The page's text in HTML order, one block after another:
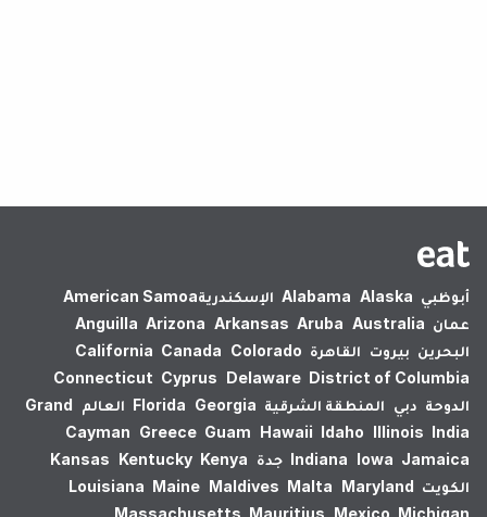
أبوظبي Alabama Alaska الإسكندرية‎American Samoa
عمان
Anguilla Arizona Arkansas Aruba Australia
البحرين بيروت القاهرة California Canada Colorado
Connecticut Cyprus Delaware District of Columbia
الدوحة دبي المنطقة الشرقية Florida Georgia العالم
Grand
Cayman Greece Guam Hawaii Idaho Illinois India
Indiana Iowa Jamaica جدة Kansas Kentucky Kenya
الكويت
Louisiana Maine Maldives Malta Maryland